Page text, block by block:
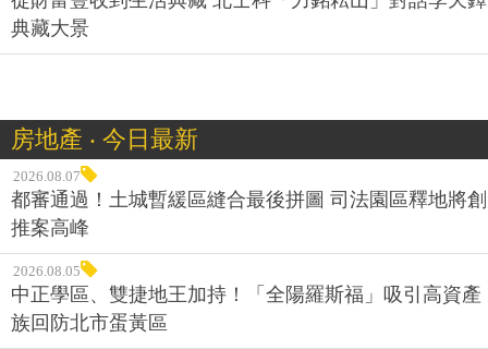
典藏大景
房地產 ‧ 今日最新
2026.08.07
都審通過！土城暫緩區縫合最後拼圖 司法園區釋地將創
推案高峰
2026.08.05
中正學區、雙捷地王加持！「全陽羅斯福」吸引高資產
族回防北市蛋黃區